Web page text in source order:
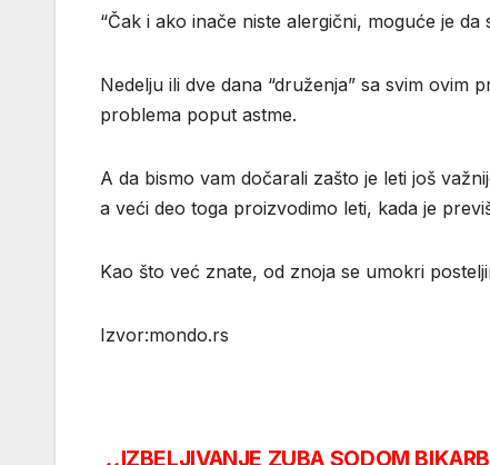
“Čak i ako inače niste alergični, moguće je
Nedelju ili dve dana “druženja” sa svim
problema poput astme.
A da bismo vam dočarali zašto je leti još
a veći deo toga proizvodimo leti, kada je
Kao što već znate, od znoja se umokri
Izvor:mondo.rs
IZBELJIVANJE ZUBA SODOM